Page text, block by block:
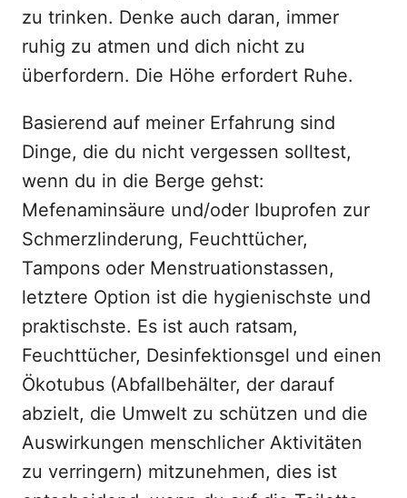
zu trinken. Denke auch daran, immer
ruhig zu atmen und dich nicht zu
überfordern. Die Höhe erfordert Ruhe.
Basierend auf meiner Erfahrung sind
Dinge, die du nicht vergessen solltest,
wenn du in die Berge gehst:
Mefenaminsäure und/oder Ibuprofen zur
Schmerzlinderung, Feuchttücher,
Tampons oder Menstruationstassen,
letztere Option ist die hygienischste und
praktischste. Es ist auch ratsam,
Feuchttücher, Desinfektionsgel und einen
Ökotubus (Abfallbehälter, der darauf
abzielt, die Umwelt zu schützen und die
Auswirkungen menschlicher Aktivitäten
zu verringern) mitzunehmen, dies ist